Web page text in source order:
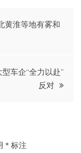
黄淮等地有雾和
车企“全力以赴”
反对
* 标注